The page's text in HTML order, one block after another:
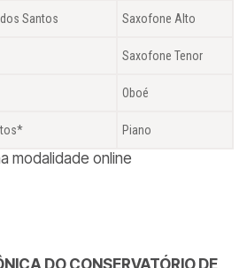
Santos Saxofone Alto
Saxofone Tenor
Oboé
Piano
modalidade online
DO CONSERVATÓRIO DE